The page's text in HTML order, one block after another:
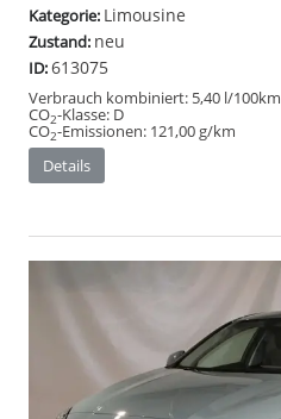
Kategorie: Limousine
Zustand: neu
ID:613075
Verbrauch kombiniert: 5,40 l/100km
CO2-Klasse: D
CO2-Emissionen: 121,00 g/km
Details